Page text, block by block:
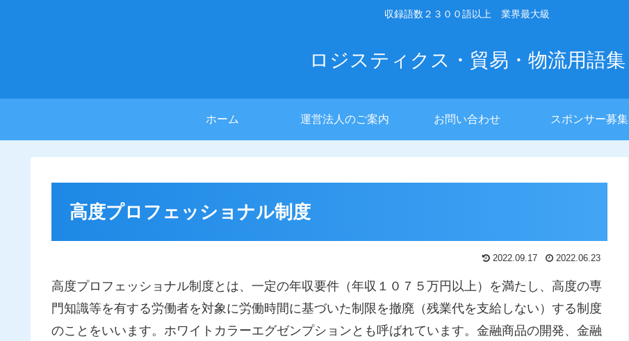
収録語数２３００語以上 業界最大級
ロジスティクス・貿易・物流用語集
ホーム 運営法人のご案内 お問い合わせ スポンサー募集
高度プロフェッショナル制度
2022.09.17 2022.06.23
高度プロフェッショナル制度とは、一定の年収要件（年収１０７５万円以上）を満たし、高度の専
門知識等を有する労働者を対象に労働時間に基づいた制限を撤廃（残業代を支給しない）する制度
のことをいいます。ホワイトカラーエグゼンプションとも呼ばれています。金融商品の開発、金融